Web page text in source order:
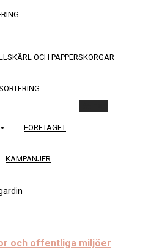
OCH PAPPERSKORGAR
FÖRETAGET
KAMPANJER
och offentliga miljöer